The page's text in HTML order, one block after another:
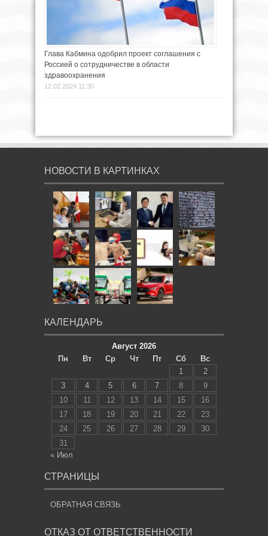
Глава Кабмина одобрил проект соглашения с
Россией о сотрудничестве в области
здравоохранения
12.02.2024 11:30
НОВОСТИ В КАРТИНКАХ
КАЛЕНДАРЬ
Август 2026
Пн
Вт Ср Чт Пт Сб
Вс
1
2
3
4 5 6 7 8
9
10
11 12 13 14 15
16
17
18 19 20 21 22
23
24
25 26 27 28 29
30
31
« Июл
СТРАНИЦЫ
ОБРАТНАЯ СВЯЗЬ
ОТКАЗ ОТ ОТВЕТСТВЕННОСТИ